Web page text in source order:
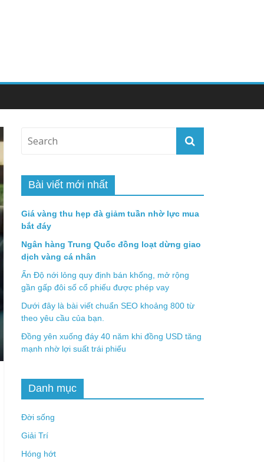
Bài viết mới nhất
Giá vàng thu hẹp đà giảm tuần nhờ lực mua
bắt đáy
Ngân hàng Trung Quốc đồng loạt dừng giao
dịch vàng cá nhân
Ấn Độ nới lỏng quy định bán khống, mở rộng
gần gấp đôi số cổ phiếu được phép vay
Dưới đây là bài viết chuẩn SEO khoảng 800 từ
theo yêu cầu của bạn.
Đồng yên xuống đáy 40 năm khi đồng USD tăng
mạnh nhờ lợi suất trái phiếu
Danh mục
Đời sống
Giải Trí
Hóng hớt